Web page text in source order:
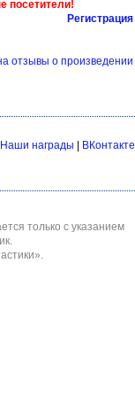
посетители!
Регистрация
отзывы о произведении
Наши награды | ВКонтакте
только с указанием